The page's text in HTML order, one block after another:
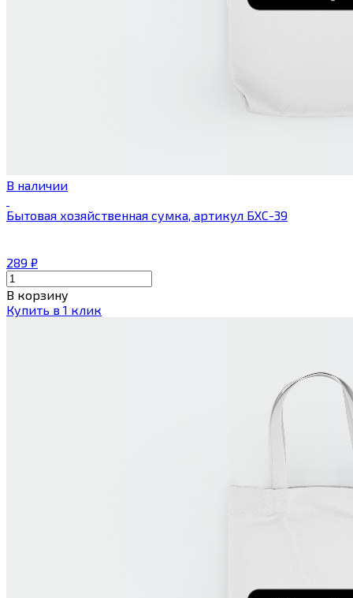
В наличии
Бытовая хозяйственная сумка, артикул БХС-39
289 ₽
В корзину
Купить в 1 клик